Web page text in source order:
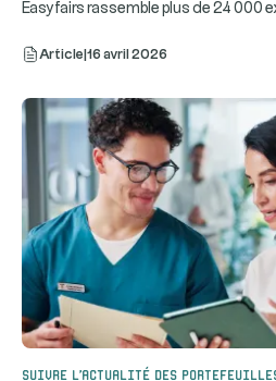
Easyfairs rassemble plus de 24 000
Article 16 avril 2026
Suivre l’actualité des